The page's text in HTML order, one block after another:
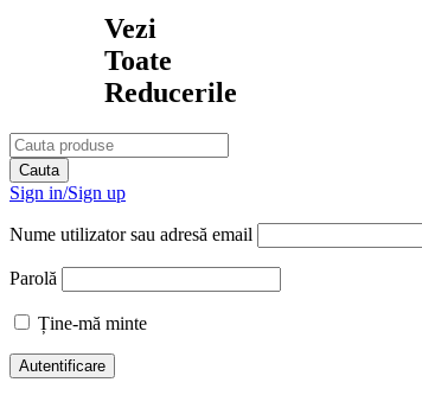
Vezi
Toate
Reducerile
Sign in/Sign up
Nume utilizator sau adresă email
Parolă
Ține-mă minte